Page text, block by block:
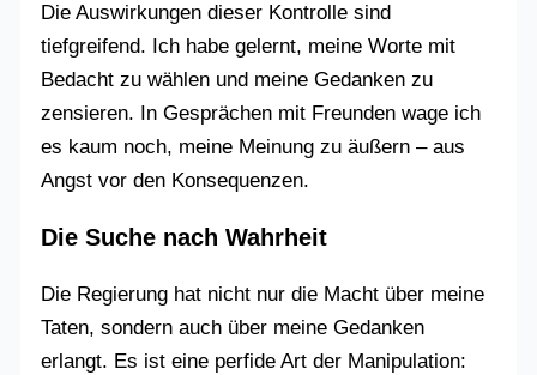
Die Auswirkungen dieser Kontrolle sind
tiefgreifend. Ich habe gelernt, meine Worte mit
Bedacht zu wählen und meine Gedanken zu
zensieren. In Gesprächen mit Freunden wage ich
es kaum noch, meine Meinung zu äußern – aus
Angst vor den Konsequenzen.
Die Suche nach Wahrheit
Die Regierung hat nicht nur die Macht über meine
Taten, sondern auch über meine Gedanken
erlangt. Es ist eine perfide Art der Manipulation: